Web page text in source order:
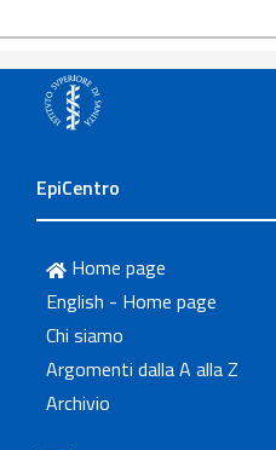
EpiCentro
Home page
English - Home page
Chi siamo
Argomenti dalla A alla Z
Archivio